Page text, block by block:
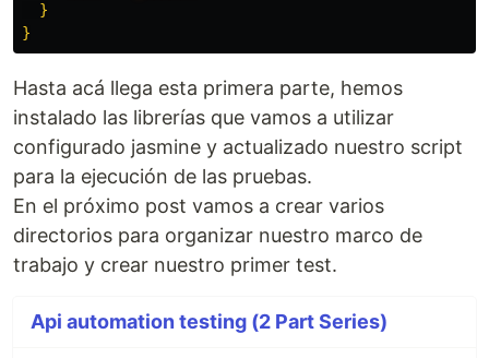
  }
Hasta acá llega esta primera parte, hemos
instalado las librerías que vamos a utilizar
configurado jasmine y actualizado nuestro script
para la ejecución de las pruebas.
En el próximo post vamos a crear varios
directorios para organizar nuestro marco de
trabajo y crear nuestro primer test.
Api automation testing (2 Part Series)